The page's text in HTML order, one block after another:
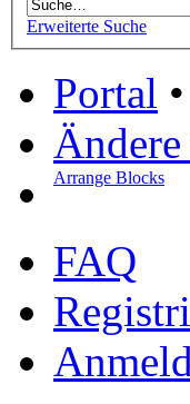
Erweiterte Suche
Portal •
Arrange Blocks
FAQ